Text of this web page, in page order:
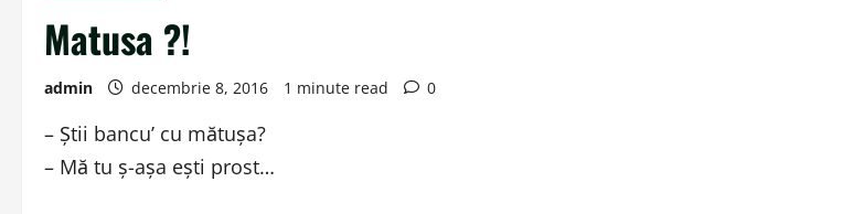
Matusa ?!
admin decembrie 8, 2016 1 minute read 0
– Ştii bancu’ cu mătuşa?
– Mă tu ş-aşa eşti prost…